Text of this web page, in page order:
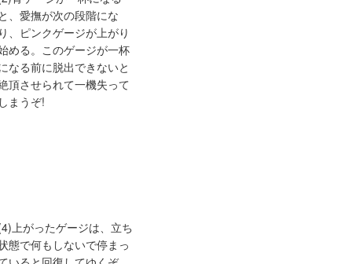
と、愛撫が次の段階にな
り、ピンクゲージが上がり
める。このゲージが一杯
なる前に脱出できないと
頂させられて一機失って
しまうぞ!
上がったゲージは、立ち
態で何もしないで停まっ